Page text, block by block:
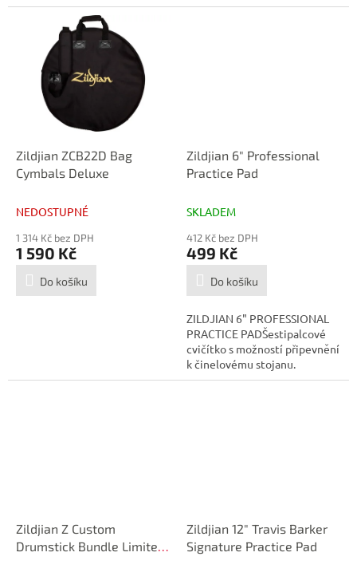
Zildjian ZCB22D Bag
Cymbals Deluxe
NEDOSTUPNÉ
1 314 Kč bez DPH
1 590 Kč
Do košíku
Zildjian 6" Professional
Practice Pad
SKLADEM
412 Kč bez DPH
499 Kč
Do košíku
ZILDJIAN 6" PROFESSIONAL
PRACTICE PADŠestipalcové
cvičítko s možností připevnění
k činelovému stojanu.
Zildjian Z Custom
Drumstick Bundle Limited
Zildjian 12" Travis Barker
Signature Practice Pad